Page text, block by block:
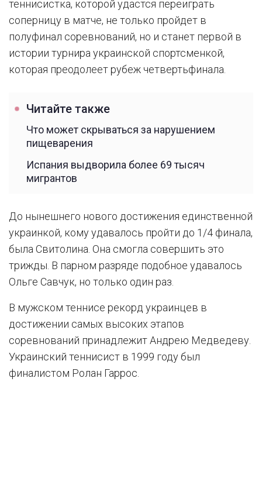
теннисистка, которой удастся переиграть
соперницу в матче, не только пройдет в
полуфинал соревнований, но и станет первой в
истории турнира украинской спортсменкой,
которая преодолеет рубеж четвертьфинала.
Читайте также
Что может скрываться за нарушением
пищеварения
Испания выдворила более 69 тысяч
мигрантов
До нынешнего нового достижения единственной
украинкой, кому удавалось пройти до 1/4 финала,
была Свитолина. Она смогла совершить это
трижды. В парном разряде подобное удавалось
Ольге Савчук, но только один раз.
В мужском теннисе рекорд украинцев в
достижении самых высоких этапов
соревнований принадлежит Андрею Медведеву.
Украинский теннисист в 1999 году был
финалистом Ролан Гаррос.